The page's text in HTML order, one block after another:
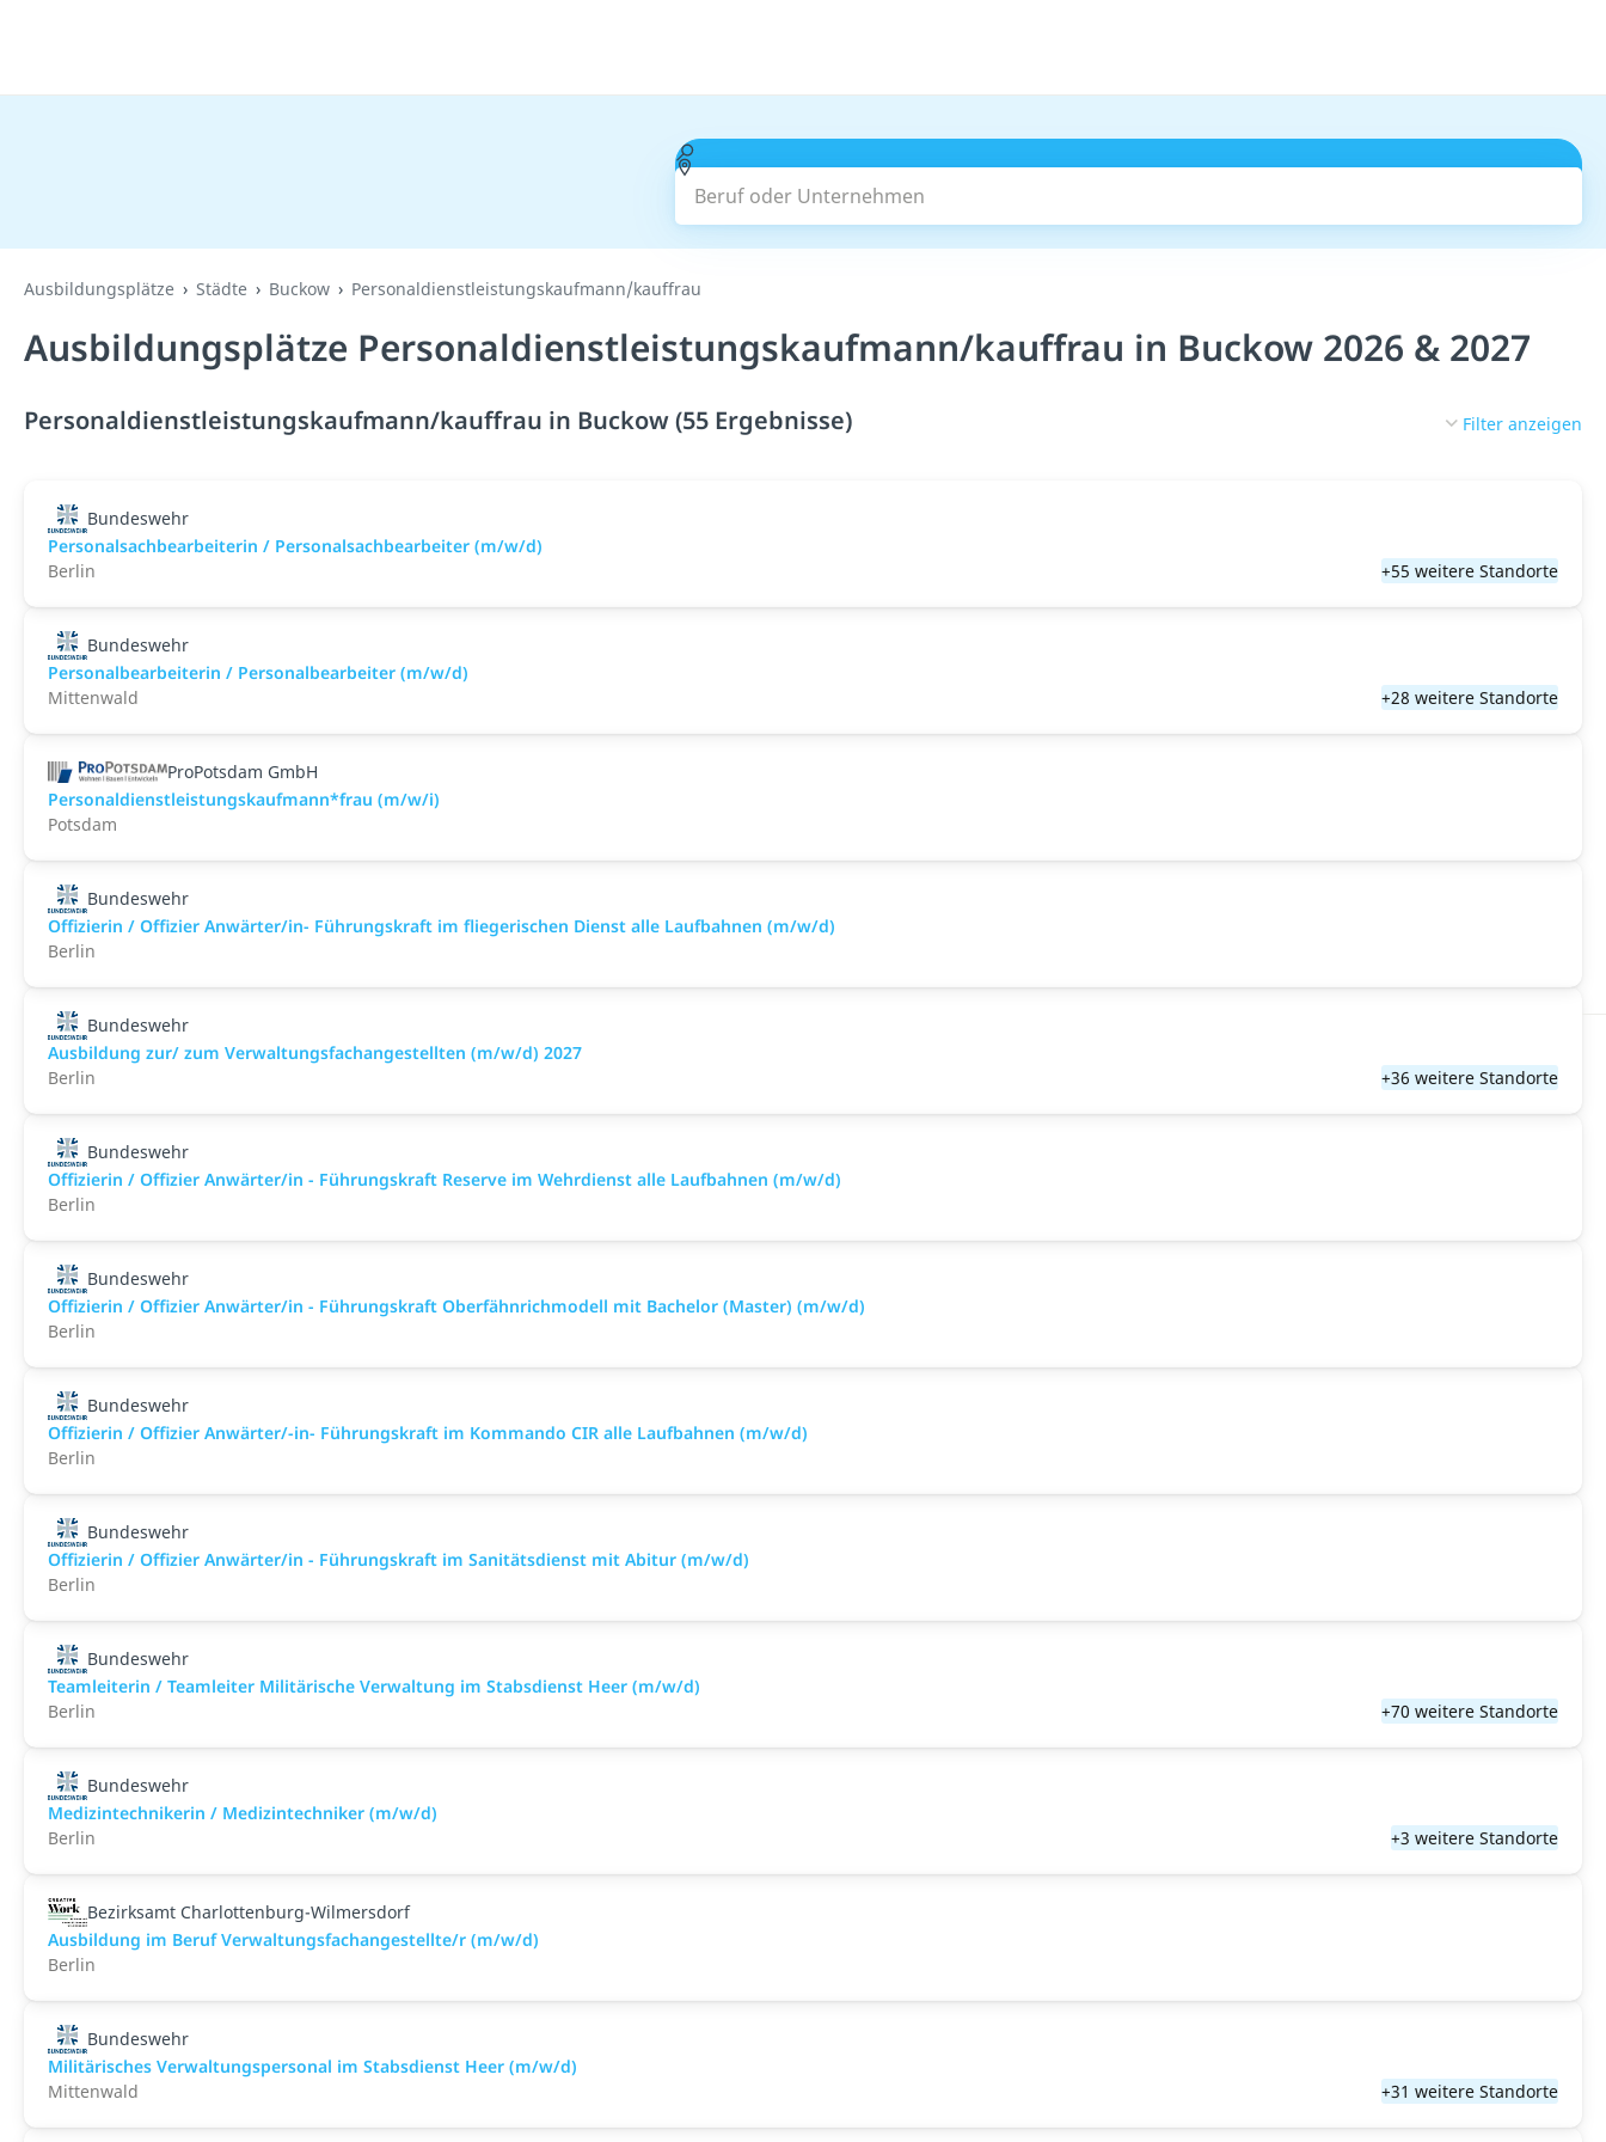
Beruf oder Unternehmen
Ausbildungsplätze Städte Buckow Personaldienstleistungskaufmann/kauffrau
Ausbildungsplätze Personaldienstleistungskaufmann/kauffrau in Buckow 2026 & 2027
Personaldienstleistungskaufmann/kauffrau in Buckow (55 Ergebnisse) Filter anzeigen
Bundeswehr
Personalsachbearbeiterin / Personalsachbearbeiter (m/w/d)
Berlin
+55 weitere Standorte
Bundeswehr
Personalbearbeiterin / Personalbearbeiter (m/w/d)
Mittenwald
+28 weitere Standorte
ProPotsdam GmbH
Personaldienstleistungskaufmann*frau (m/w/i)
Potsdam
Bundeswehr
Offizierin / Offizier Anwärter/in- Führungskraft im fliegerischen Dienst alle Laufbahnen (m/w/d)
Berlin
Bundeswehr
Ausbildung zur/ zum Verwaltungsfachangestellten (m/w/d) 2027
Berlin
+36 weitere Standorte
Bundeswehr
Offizierin / Offizier Anwärter/in - Führungskraft Reserve im Wehrdienst alle Laufbahnen (m/w/d)
Berlin
Bundeswehr
Offizierin / Offizier Anwärter/in - Führungskraft Oberfähnrichmodell mit Bachelor (Master) (m/w/d)
Berlin
Bundeswehr
Offizierin / Offizier Anwärter/-in- Führungskraft im Kommando CIR alle Laufbahnen (m/w/d)
Berlin
Bundeswehr
Offizierin / Offizier Anwärter/in - Führungskraft im Sanitätsdienst mit Abitur (m/w/d)
Berlin
Bundeswehr
Teamleiterin / Teamleiter Militärische Verwaltung im Stabsdienst Heer (m/w/d)
Berlin
+70 weitere Standorte
Bundeswehr
Medizintechnikerin / Medizintechniker (m/w/d)
Berlin
+3 weitere Standorte
Bezirksamt Charlottenburg-Wilmersdorf
Ausbildung im Beruf Verwaltungsfachangestellte/r (m/w/d)
Berlin
Bundeswehr
Militärisches Verwaltungspersonal im Stabsdienst Heer (m/w/d)
Mittenwald
+31 weitere Standorte